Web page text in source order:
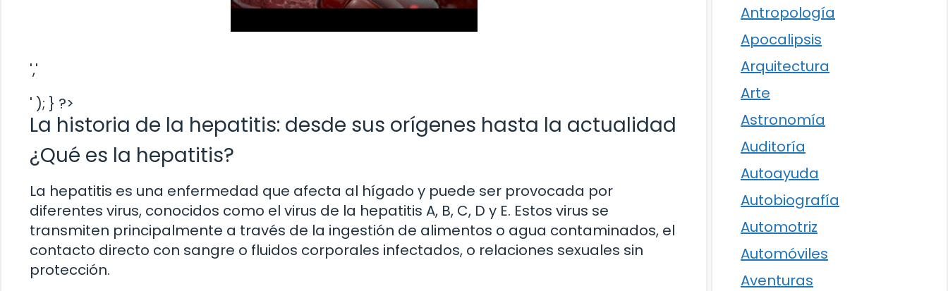
','
' ); } ?>
La historia de la hepatitis: desde sus orígenes hasta la actualidad
¿Qué es la hepatitis?
La hepatitis es una enfermedad que afecta al hígado y puede ser provocada por
diferentes virus, conocidos como el virus de la hepatitis A, B, C, D y E. Estos virus se
transmiten principalmente a través de la ingestión de alimentos o agua contaminados, el
contacto directo con sangre o fluidos corporales infectados, o relaciones sexuales sin
protección.
Antropología
Apocalipsis
Arquitectura
Arte
Astronomía
Auditoría
Autoayuda
Autobiografía
Automotriz
Automóviles
Aventuras